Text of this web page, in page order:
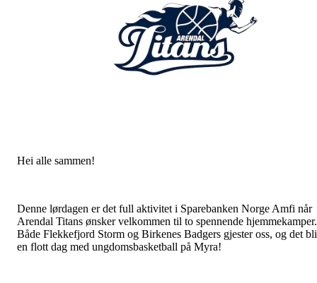
Hei alle sammen!
Denne lørdagen er det full aktivitet i Sparebanken Norge Amfi når
Arendal Titans ønsker velkommen til to spennende hjemmekamper.
Både Flekkefjord Storm og Birkenes Badgers gjester oss, og det
en flott dag med ungdomsbasketball på Myra!